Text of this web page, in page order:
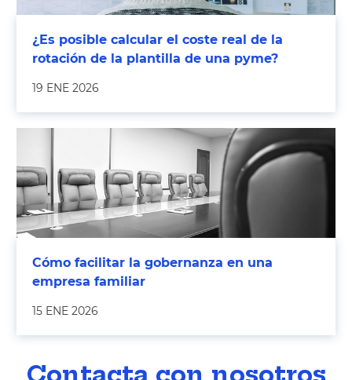
¿Es posible calcular el coste real de la
rotación de la plantilla de una pyme?
19 ENE 2026
Cómo facilitar la gobernanza en una
empresa familiar
15 ENE 2026